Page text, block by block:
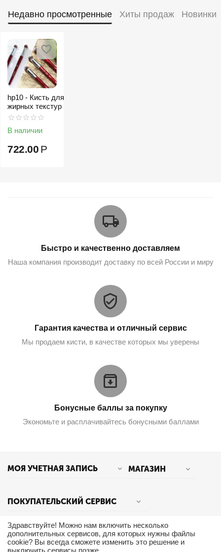
Недавно просмотренные Хиты продаж Новинки
hp10 - Кисть для
жирных текстур
В наличии
722.00 Р
Быстро и качественно доставляем
Наша компания производит доставку по всей России и миру
Гарантия качества и отличный сервис
Мы продаем кисти, в качестве которых мы уверены
Бонусные баллы за покупку
Экономьте и расплачивайтесь бонусными баллами
МОЯ УЧЕТНАЯ ЗАПИСЬ МАГАЗИН
ПОКУПАТЕЛЬСКИЙ СЕРВИС
КОНТАКТЫ
Здравствуйте! Можно нам включить несколько
дополнительных сервисов, для которых нужны файлы
cookie? Вы всегда сможете изменить это решение и
выключить сервисы позже.